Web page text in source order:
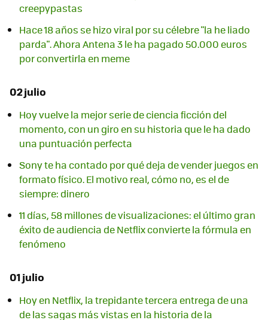
creepypastas
Hace 18 años se hizo viral por su célebre "la he liado
parda". Ahora Antena 3 le ha pagado 50.000 euros
por convertirla en meme
02 julio
Hoy vuelve la mejor serie de ciencia ficción del
momento, con un giro en su historia que le ha dado
una puntuación perfecta
Sony te ha contado por qué deja de vender juegos en
formato físico. El motivo real, cómo no, es el de
siempre: dinero
11 días, 58 millones de visualizaciones: el último gran
éxito de audiencia de Netflix convierte la fórmula en
fenómeno
01 julio
Hoy en Netflix, la trepidante tercera entrega de una
de las sagas más vistas en la historia de la